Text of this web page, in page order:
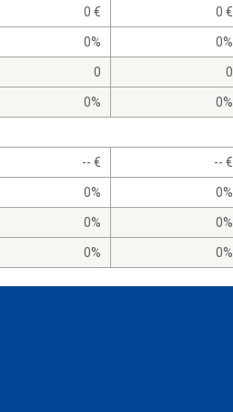
0 0
0% 0%
0 0
0% 0%
-- --
0% 0%
0% 0%
0% 0%